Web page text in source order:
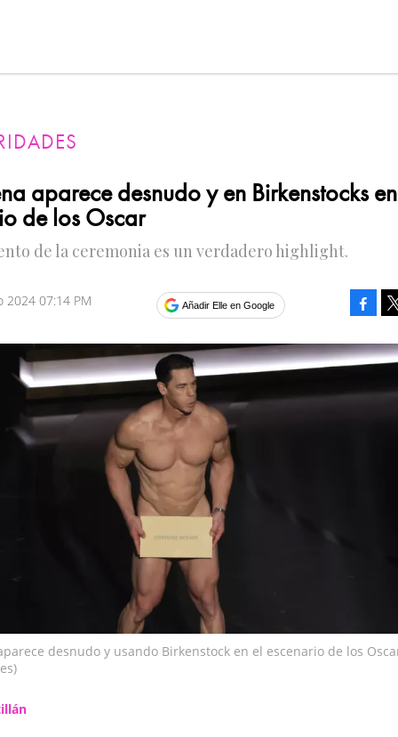
aparece desnudo y en Birkenstocks
de los Oscar
de la ceremonia es un verdadero highlight.
2024 07:14 PM Añadir Elle en Google
desnudo y usando Birkenstock en el escenario de los